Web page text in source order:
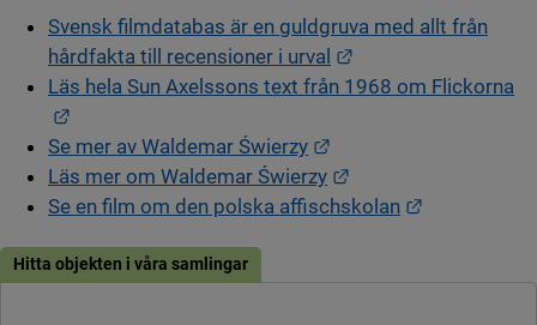
Svensk filmdatabas är en guldgruva med allt från
hårdfakta till recensioner i urval
Läs hela Sun Axelssons text från 1968 om Flickorna
Se mer av Waldemar Świerzy
Läs mer om Waldemar Świerzy
Se en film om den polska affischskolan
Hitta objekten i våra samlingar